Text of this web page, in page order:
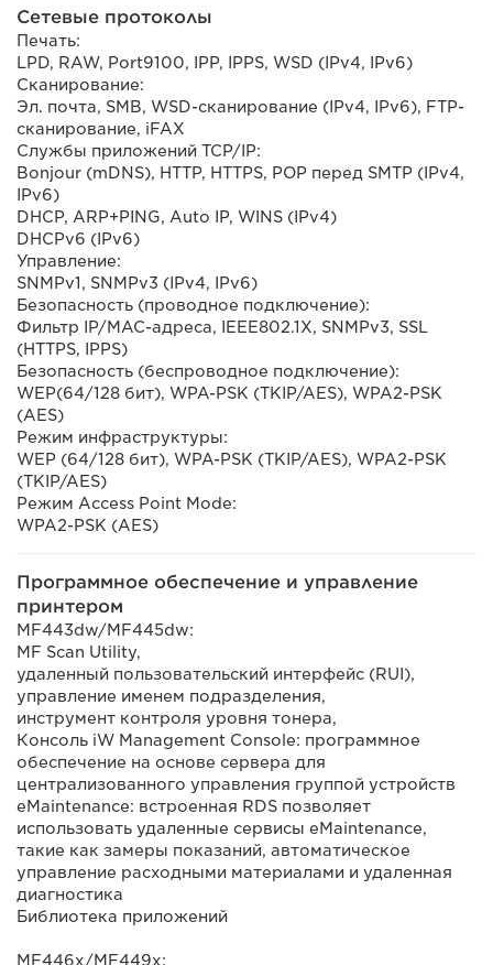
Сетевые протоколы
Печать:
LPD, RAW, Port9100, IPP, IPPS, WSD (IPv4, IPv6)
Сканирование:
Эл. почта, SMB, WSD-сканирование (IPv4, IPv6), FTP-
сканирование, iFAX
Службы приложений TCP/IP:
Bonjour (mDNS), HTTP, HTTPS, POP перед SMTP (IPv4,
IPv6)
DHCP, ARP+PING, Auto IP, WINS (IPv4)
DHCPv6 (IPv6)
Управление:
SNMPv1, SNMPv3 (IPv4, IPv6)
Безопасность (проводное подключение):
Фильтр IP/MAC-адреса, IEEE802.1X, SNMPv3, SSL
(HTTPS, IPPS)
Безопасность (беспроводное подключение):
WEP(64/128 бит), WPA-PSK (TKIP/AES), WPA2-PSK
(AES)
Режим инфраструктуры:
WEP (64/128 бит), WPA-PSK (TKIP/AES), WPA2-PSK
(TKIP/AES)
Режим Access Point Mode:
WPA2-PSK (AES)
Программное обеспечение и управление
принтером
MF443dw/MF445dw:
MF Scan Utility,
удаленный пользовательский интерфейс (RUI),
управление именем подразделения,
инструмент контроля уровня тонера,
Консоль iW Management Console: программное
обеспечение на основе сервера для
централизованного управления группой устройств
eMaintenance: встроенная RDS позволяет
использовать удаленные сервисы eMaintenance,
такие как замеры показаний, автоматическое
управление расходными материалами и удаленная
диагностика
Библиотека приложений
MF446x/MF449x: